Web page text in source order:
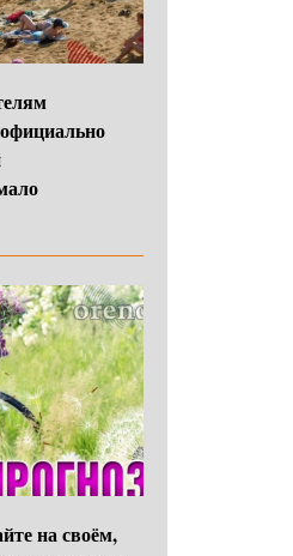
на своём,